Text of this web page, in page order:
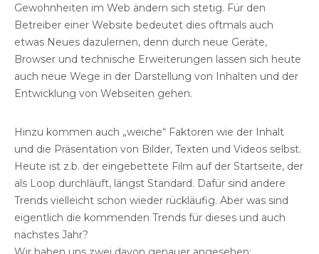
Gewohnheiten im Web ändern sich stetig. Für den
Betreiber einer Website bedeutet dies oftmals auch
etwas Neues dazulernen, denn durch neue Geräte,
Browser und technische Erweiterungen lassen sich heute
auch neue Wege in der Darstellung von Inhalten und der
Entwicklung von Webseiten gehen.
Hinzu kommen auch „weiche“ Faktoren wie der Inhalt
und die Präsentation von Bilder, Texten und Videos selbst.
Heute ist z.b. der eingebettete Film auf der Startseite, der
als Loop durchläuft, längst Standard. Dafür sind andere
Trends vielleicht schon wieder rückläufig. Aber was sind
eigentlich die kommenden Trends für dieses und auch
nächstes Jahr?